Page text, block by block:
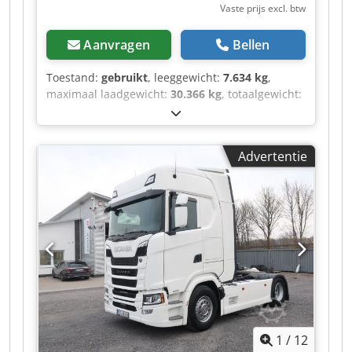
Vaste prijs excl. btw
Aanvragen Bellen
Toestand: gebruikt, leeggewicht: 7.634 kg,
maximaal laadgewicht: 30.366 kg, totaalgewicht:
, asconfiguratie:
registratie:06/2026, laadruimte lengte:13.620
mm, laadruimtebreedte:2.480 mm,
2.700 mm
, laadruimte
, ophanging:lucht, bandenmaten:
385/65 R22,5, Bouwjaar:2020, Uitrusting:ABS,
Leeggewicht: 7634 kg, maximaal toegestaan
totaalgewicht: 38000 kg, laadruimte (L x B x H):
13.620 mm x 2.480 mm x 2.700 mm,
bandenmaat: 385/65 R22.5, volume laadruimte:
91 m³, eerste as: , tweede as: , derde as: ,
luchtvering, anti-inklemvoorziening, voor- en
achteras kunnen worden opgetild, elektronisch
remsysteem EBS, aansluitstekker 1x15 en 2x7
polen, spatbordbescherming, een overzicht van
Advertentie
1 / 12